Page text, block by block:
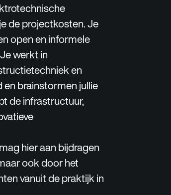
de projectkosten. Je
open en informele
werkt in
en
brainstormen jullie
de infrastructuur,
hier aan bijdragen
ook door het
vanuit de praktijk in